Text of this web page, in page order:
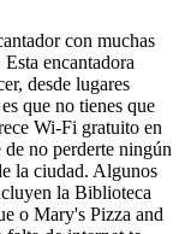
con muchas
encantadora
desde lugares
que no tienes que
Wi-Fi gratuito en
de no perderte ningún
la ciudad. Algunos
la Biblioteca
o Mary's Pizza and